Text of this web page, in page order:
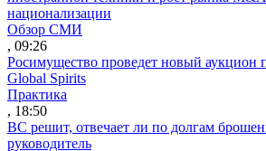
национализации
Обзор СМИ
, 09:26
Росимущество проведет новый аукцион
Global Spirits
Практика
, 18:50
ВС решит, отвечает ли по долгам
руководитель